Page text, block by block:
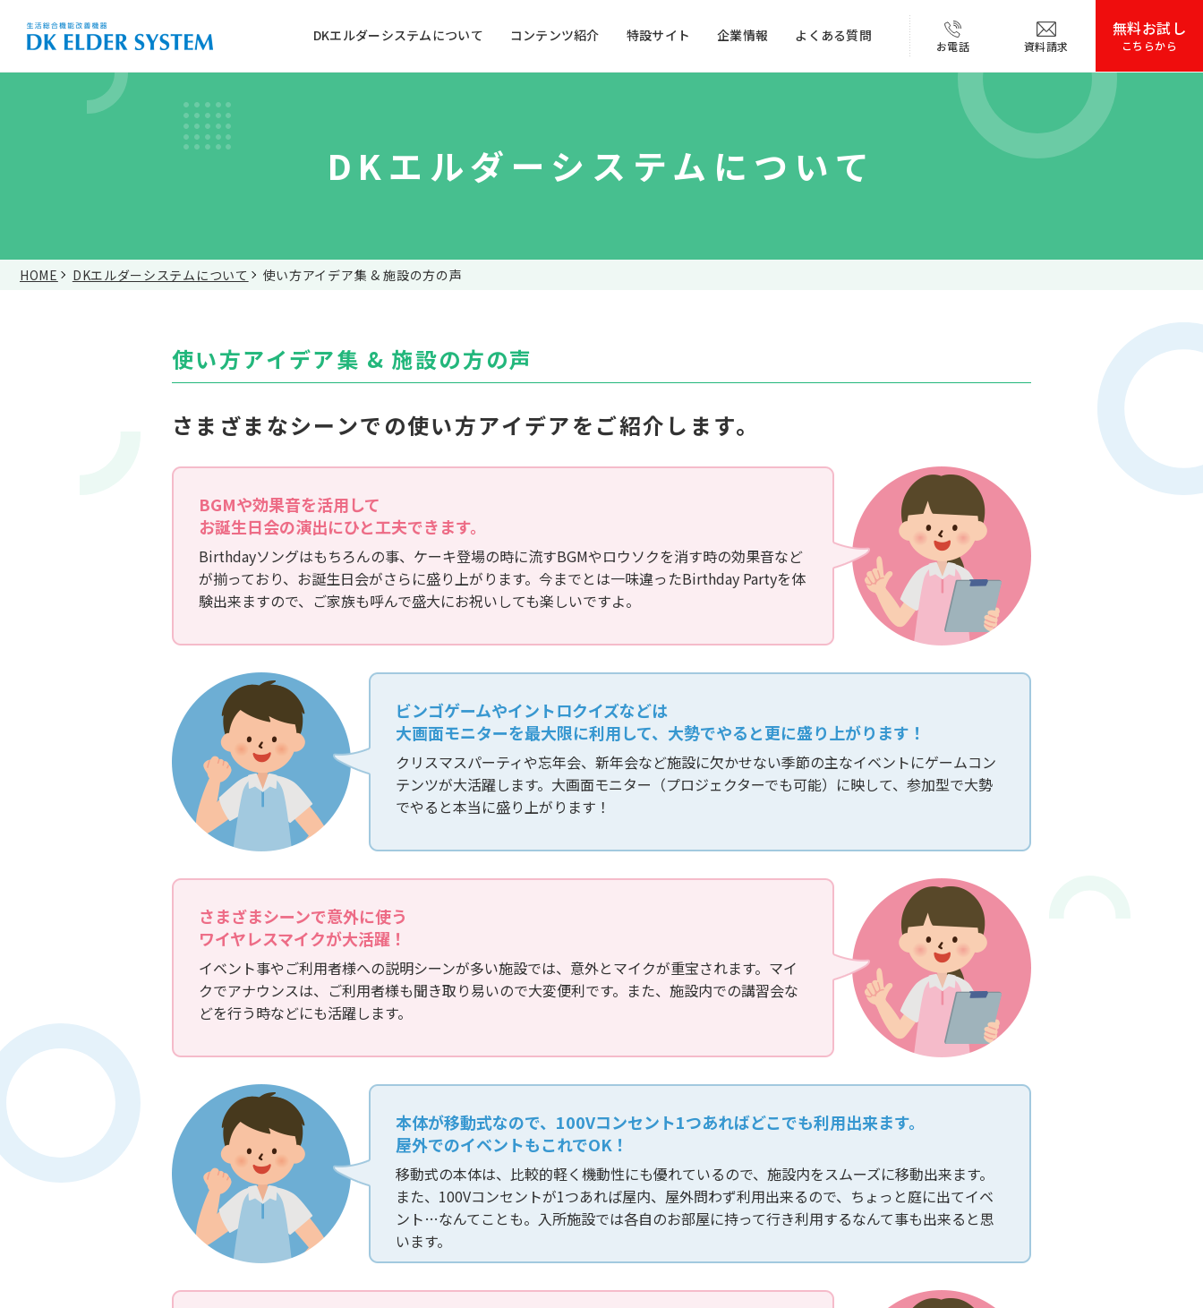
お電話
お電話はこちらから
資料請求
無料お試し
こちらから
DKエルダーシステムについて コンテンツ紹介 特設サイト 企業情報 よくある質問
リハビリ・健康づくり
キッズ向け施設
うた・ダンス・知育
自治体民間施設
こんなに変わりました
施設の方の声
機能訓練
おすすめプログラム
詳しく見る
介護予防教室向け
詳しく見る
操作ガイドダウンロード
DKエルダーシステムについて
HOME DKエルダーシステムについて 使い方アイデア集 & 施設の方の声
使い方アイデア集 & 施設の方の声
さまざまなシーンでの使い方アイデアをご紹介します。
BGMや効果音を活用して
お誕生日会の演出にひと工夫できます。
Birthdayソングはもちろんの事、ケーキ登場の時に流すBGMやロウソクを消す時の効果音など
が揃っており、お誕生日会がさらに盛り上がります。今までとは一味違ったBirthday Partyを体
験出来ますので、ご家族も呼んで盛大にお祝いしても楽しいですよ。
ビンゴゲームやイントロクイズなどは
大画面モニターを最大限に利用して、大勢でやると更に盛り上がります！
クリスマスパーティや忘年会、新年会など施設に欠かせない季節の主なイベントにゲームコン
テンツが大活躍します。大画面モニター（プロジェクターでも可能）に映して、参加型で大勢
でやると本当に盛り上がります！
さまざまシーンで意外に使う
ワイヤレスマイクが大活躍！
イベント事やご利用者様への説明シーンが多い施設では、意外とマイクが重宝されます。マイ
クでアナウンスは、ご利用者様も聞き取り易いので大変便利です。また、施設内での講習会な
どを行う時などにも活躍します。
本体が移動式なので、100Vコンセント1つあればどこでも利用出来ます。
屋外でのイベントもこれでOK！
移動式の本体は、比較的軽く機動性にも優れているので、施設内をスムーズに移動出来ます。
また、100Vコンセントが1つあれば屋内、屋外問わず利用出来るので、ちょっと庭に出てイベ
ント…なんてことも。入所施設では各自のお部屋に持って行き利用するなんて事も出来ると思
います。